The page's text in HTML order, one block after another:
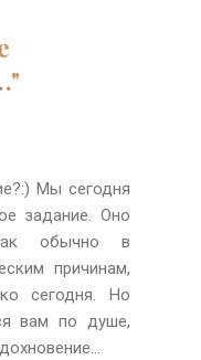
Мы сегодня
задание. Оно
обычно в
причинам,
сегодня. Но
вам по душе,